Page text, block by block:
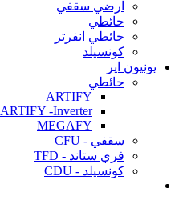
ارضي سقفي
حائطي
حائطي انفرتر
كونسيلد
يونيون اير
حائطي
ARTIFY
ARTIFY -Inverter
MEGAFY
سقفي - CFU
فري ستاند - TFD
كونسيلد - CDU